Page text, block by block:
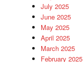
July 2025
June 2025
May 2025
April 2025
March 2025
February 2025